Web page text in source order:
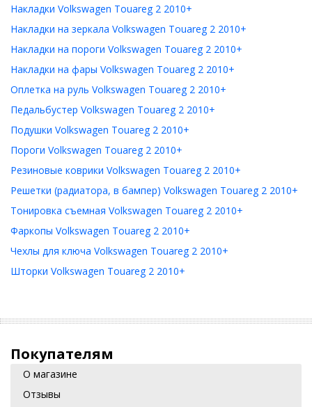
Накладки Volkswagen Touareg 2 2010+
Накладки на зеркала Volkswagen Touareg 2 2010+
Накладки на пороги Volkswagen Touareg 2 2010+
Накладки на фары Volkswagen Touareg 2 2010+
Оплетка на руль Volkswagen Touareg 2 2010+
Педальбустер Volkswagen Touareg 2 2010+
Подушки Volkswagen Touareg 2 2010+
Пороги Volkswagen Touareg 2 2010+
Резиновые коврики Volkswagen Touareg 2 2010+
Решетки (радиатора, в бампер) Volkswagen Touareg 2 2010+
Тонировка съемная Volkswagen Touareg 2 2010+
Фаркопы Volkswagen Touareg 2 2010+
Чехлы для ключа Volkswagen Touareg 2 2010+
Шторки Volkswagen Touareg 2 2010+
Покупателям
О магазине
Отзывы